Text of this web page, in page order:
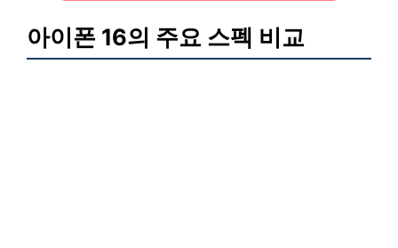
아이폰 16의 주요 스펙 비교